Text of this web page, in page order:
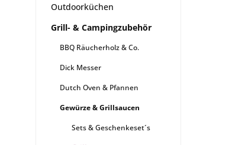
Outdoorküchen
Grill- & Campingzubehör
BBQ Räucherholz & Co.
Dick Messer
Dutch Oven & Pfannen
Gewürze & Grillsaucen
Sets & Geschenkeset´s